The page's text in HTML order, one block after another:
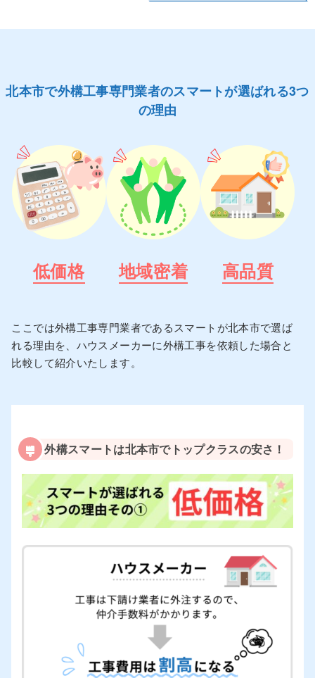
北本市で外構工事専門業者のスマートが選ばれる3つ
の理由
低価格 地域密着 高品質
ここでは外構工事専門業者であるスマートが北本市で選ば
れる理由を、ハウスメーカーに外構工事を依頼した場合と
比較して紹介いたします。
外構スマートは北本市でトップクラスの安さ！